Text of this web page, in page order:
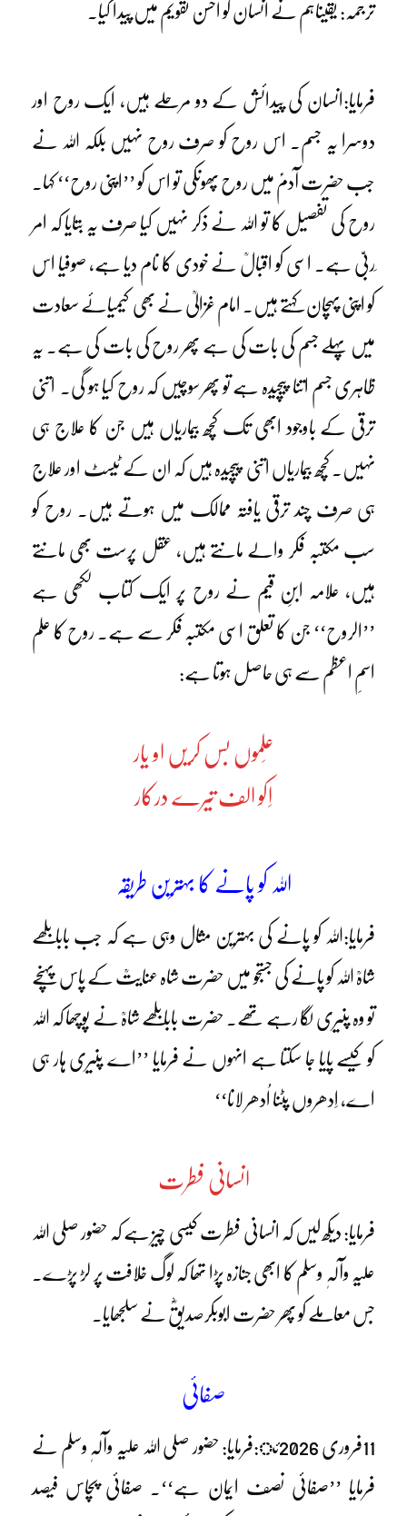
ترجمہ: یقیناہم نے انسان کو احسن تقویم میں پیدا کیا۔
فرمایا:انسان کی پیدائش کے دو مرحلے ہیں، ایک روح اور
دوسرا یہ جسم۔ اس روح کو صرف روح نہیں بلکہ اللہ نے
جب حضرت آدمؑ میں روح پھونکی تو اس کو ’’اپنی روح‘‘ کہا۔
روح کی تفصیل کا تو اللہ نے ذکر نہیں کیا صرف یہ بتایا کہ امر
ِربیّ ہے۔ اسی کو اقبالؒ نے خودی کا نام دیا ہے، صوفیا اس
کو اپنی پہچان کہتے ہیں۔ امام غزالیؒ نے بھی کیمیائے سعادت
میں پہلے جسم کی بات کی ہے پھر روح کی بات کی ہے۔ یہ
ظاہری جسم اتنا پیچیدہ ہے تو پھر سوچیں کہ روح کیا ہو گی۔ اتنی
ترقی کے باوجود ابھی تک کچھ بیماریاں ہیں جن کا علاج ہی
نہیں۔ کچھ بیماریاں اتنی پیچیدہ ہیں کہ ان کے ٹیسٹ اور علاج
ہی صرف چند ترقی یافتہ ممالک میں ہوتے ہیں۔ روح کو
سب مکتبہ فکر والے مانتے ہیں، عقل پرست بھی مانتے
ہیں، علامہ ابنِ قیم نے روح پر ایک کتاب لکھی ہے
’’الروح‘‘ جن کا تعلق اسی مکتبہ فکر سے ہے۔ روح کا علم
اسمِ اعظم سے ہی حاصل ہوتا ہے:
عِلموں بس کریں او یار
اِکو الف تیرے درکار
اللہ کو پانے کا بہترین طریقہ
فرمایا:اللہ کو پانے کی بہترین مثال وہی ہے کہ جب بابا بلھے
شاہؒ اللہ کو پانے کی جستجو میں حضرت شاہ عنایتؒ کے پاس پہنچے
تو وہ پنیری لگا رہے تھے۔ حضرت بابا بلھے شاہؒ نے پوچھا کہ اللہ
کو کیسے پایا جا سکتا ہے انہوں نے فرمایا ’’اے پنیری ہار ہی
اے، اِدھروں پٹنا اُدھر لانا‘‘
انسانی فطرت
فرمایا: دیکھ لیں کہ انسانی فطرت کیسی چیز ہے کہ حضور صلی اللہ
علیہ وآلہٖ وسلم کا ابھی جنازہ پڑا تھا کہ لوگ خلافت پر لڑ پڑے۔
جس معاملے کو پھر حضرت ابوبکرصدیقؓ نے سلجھایا۔
صفائی
11فروری 2026ئ:فرمایا: حضور صلی اللہ علیہ وآلہٖ وسلم نے
فرمایا ’’صفائی نصف ایمان ہے‘‘۔ صفائی پچاس فیصد